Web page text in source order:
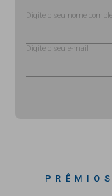
Digite o seu nome
Digite o seu e-mail